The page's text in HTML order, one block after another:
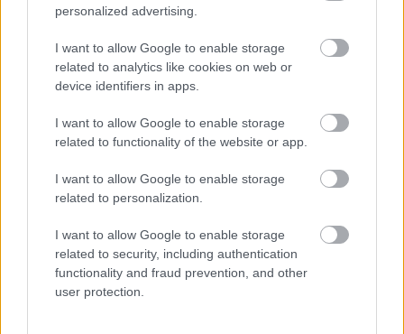
personalized advertising.
I want to allow Google to enable storage
related to analytics like cookies on web or
device identifiers in apps.
I want to allow Google to enable storage
related to functionality of the website or app.
I want to allow Google to enable storage
related to personalization.
I want to allow Google to enable storage
related to security, including authentication
functionality and fraud prevention, and other
user protection.
TAGS: Νικολά Σαρκοζί Γαλλία
Πρόστιμα
Διαφθορά Λιβύη
BEST OFINTERNET